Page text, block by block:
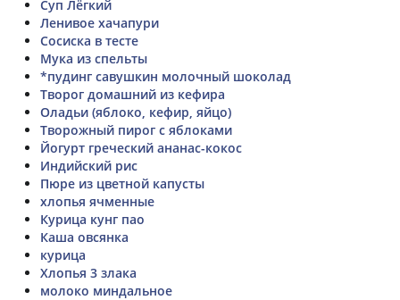
Суп Лёгкий
Ленивое хачапури
Сосиска в тесте
Мука из спельты
*пудинг савушкин молочный шоколад
Творог домашний из кефира
Оладьи (яблоко, кефир, яйцо)
Творожный пирог с яблоками
Йогурт греческий ананас-кокос
Индийский рис
Пюре из цветной капусты
хлопья ячменные
Курица кунг пао
Каша овсянка
курица
Хлопья 3 злака
молоко миндальное